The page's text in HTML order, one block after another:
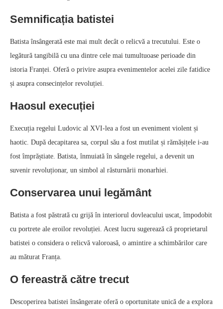
Semnificația batistei
Batista însângerată este mai mult decât o relicvă a trecutului. Este o
legătură tangibilă cu una dintre cele mai tumultuoase perioade din
istoria Franței. Oferă o privire asupra evenimentelor acelei zile fatidice
și asupra consecințelor revoluției.
Haosul execuției
Execuția regelui Ludovic al XVI-lea a fost un eveniment violent și
haotic. După decapitarea sa, corpul său a fost mutilat și rămășițele i-au
fost împrăștiate. Batista, înmuiată în sângele regelui, a devenit un
suvenir revoluționar, un simbol al răsturnării monarhiei.
Conservarea unui legământ
Batista a fost păstrată cu grijă în interiorul dovleacului uscat, împodobit
cu portrete ale eroilor revoluției. Acest lucru sugerează că proprietarul
batistei o considera o relicvă valoroasă, o amintire a schimbărilor care
au măturat Franța.
O fereastră către trecut
Descoperirea batistei însângerate oferă o oportunitate unică de a explora